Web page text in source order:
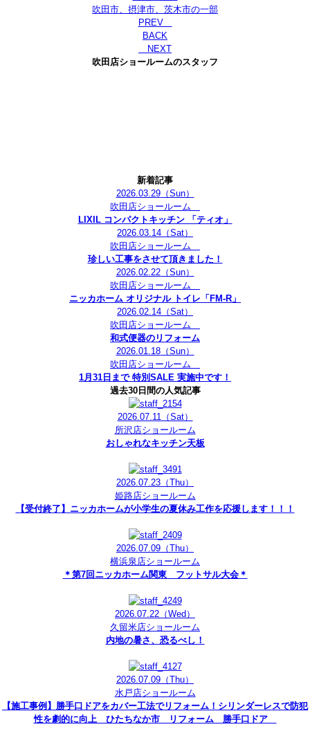
吹田市、摂津市、茨木市の一部
PREV
BACK
NEXT
吹田店ショールームのスタッフ
新着記事
2026.03.29（Sun）
吹田店ショールーム
LIXIL コンパクトキッチン 「ティオ」
2026.03.14 （Sat）
吹田店ショールーム
珍しい工事をさせて頂きました！
2026.02.22（Sun）
吹田店ショールーム
ニッカホーム オリジナル トイレ「FM-R」
2026.02.14 （Sat）
吹田店ショールーム
和式便器のリフォーム
2026.01.18（Sun）
吹田店ショールーム
1月31日まで 特別SALE 実施中です！
過去30日間の人気記事
2026.07.11（Sat）
所沢店ショールーム
おしゃれなキッチン天板
2026.07.23 （Thu）
姫路店ショールーム
【受付終了】ニッカホームが小学生の夏休み工作を応援します！！！
2026.07.09 （Thu）
横浜泉店ショールーム
＊第7回ニッカホーム関東 フットサル大会＊
2026.07.22 （Wed）
久留米店ショールーム
内地の暑さ、恐るべし！
2026.07.09 （Thu）
水戸店ショールーム
【施工事例】勝手口ドアをカバー工法でリフォーム！シリンダーレスで防犯
性を劇的に向上 ひたちなか市 リフォーム 勝手口ドア